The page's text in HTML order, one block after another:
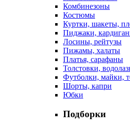
Комбинезоны
Костюмы
Куртки, шакеты,
Пиджаки,
Лосины, рейтузы
Пижамы, халаты
Платья, сарафаны
Толстовки,
Футболки, майки,
Шорты, капри
Юбки
Подборки